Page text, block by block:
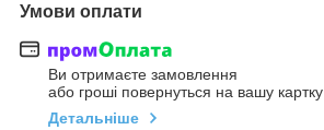
Умови оплати
Ви отримаєте замовлення
або гроші повернуться на вашу картку
Детальніше